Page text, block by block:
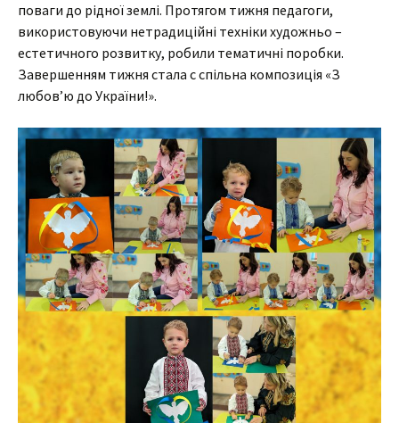
поваги до рідної землі. Протягом тижня педагоги,
використовуючи нетрадиційні техніки художньо –
естетичного розвитку, робили тематичні поробки.
Завершенням тижня стала с спільна композиція «З
любов’ю до України!».